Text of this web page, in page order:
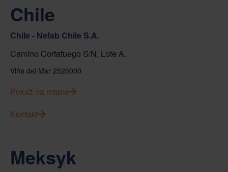
Chile
Chile - Nefab Chile S.A.
Camino Cortafuego S/N, Lote A.
Viña del Mar 2520000
Pokaż na mapie
Kontakt
Meksyk